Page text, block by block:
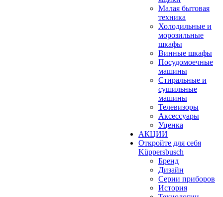
Малая бытовая
техника
Холодильные и
морозильные
шкафы
Винные шкафы
Посудомоечные
машины
Стиральные и
сушильные
машины
Телевизоры
Аксессуары
Уценка
АКЦИИ
Откройте для себя
Küppersbusch
Бренд
Дизайн
Серии приборов
История